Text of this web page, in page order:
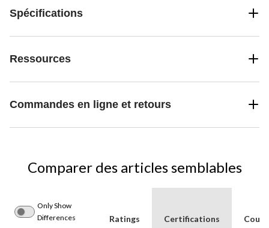
Spécifications
Ressources
Commandes en ligne et retours
Comparer des articles semblables
Only Show
Differences
Ratings Certifications